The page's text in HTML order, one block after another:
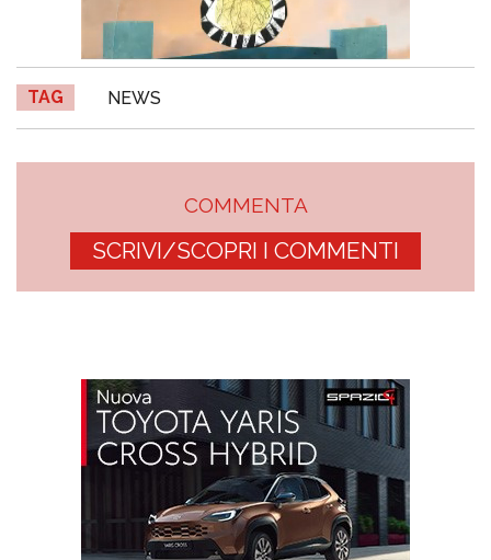
TAG NEWS
COMMENTA
SCRIVI/SCOPRI I COMMENTI